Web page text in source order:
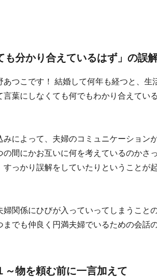
も分かり合えているはず」の誤
あつこです！ 結婚して何年も経つと、生
言葉にしなくても何でもわかり合えてい
みによって、夫婦のコミュニケーション
の間にかお互いに何を考えているのかさ
っかり誤解をしていたりということが
婦関係にひびが入っていってしまうこと
でも仲良く円満夫婦でいるための会話
～物を頼む前に一言加えて